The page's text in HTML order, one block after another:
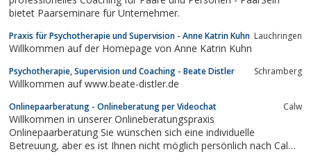
bietet Paarseminare für Unternehmer.
Praxis für Psychotherapie und Supervision - Anne Katrin Kuhn Lauchringen
Willkommen auf der Homepage von Anne Katrin Kuhn
Psychotherapie, Supervision und Coaching - Beate Distler Schramberg
Willkommen auf www.beate-distler.de
Onlinepaarberatung - Onlineberatung per Videochat Calw
Willkommen in unserer Onlineberatungspraxis
Onlinepaarberatung Sie wünschen sich eine individuelle
Betreuung, aber es ist Ihnen nicht möglich persönlich nach Calw